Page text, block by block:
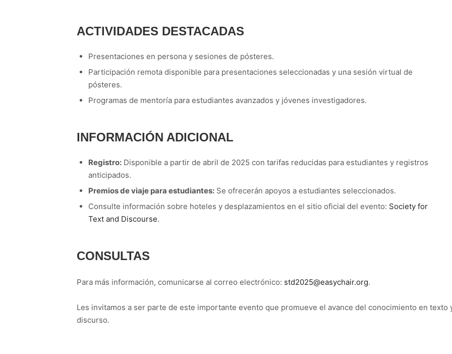
ACTIVIDADES DESTACADAS
Presentaciones en persona y sesiones de pósteres.
Participación remota disponible para presentaciones seleccionadas y una sesión virtual de
pósteres.
Programas de mentoría para estudiantes avanzados y jóvenes investigadores.
INFORMACIÓN ADICIONAL
Registro:Disponible a partir de abril de 2025 con tarifas reducidas para estudiantes y registros
anticipados.
Premios de viaje para estudiantes:Se ofrecerán apoyos a estudiantes seleccionados.
Consulte información sobre hoteles y desplazamientos en el sitio oficial del evento: Society for
Text and Discourse.
CONSULTAS
Para más información, comunicarse al correo electrónico: std2025@easychair.org.
Les invitamos a ser parte de este importante evento que promueve el avance del conocimiento en texto
discurso.